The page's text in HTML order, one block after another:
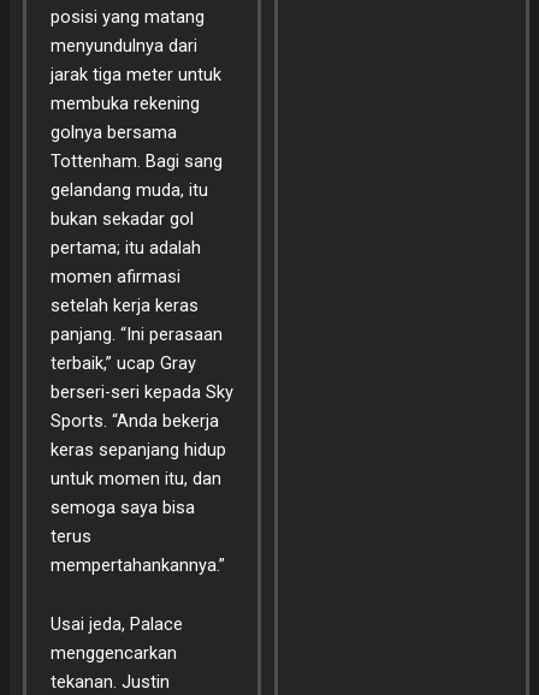
posisi yang matang
menyundulnya dari
jarak tiga meter untuk
membuka rekening
golnya bersama
Tottenham. Bagi sang
gelandang muda, itu
bukan sekadar gol
pertama; itu adalah
momen afirmasi
setelah kerja keras
panjang. “Ini perasaan
terbaik,” ucap Gray
berseri-seri kepada Sky
Sports. “Anda bekerja
keras sepanjang hidup
untuk momen itu, dan
semoga saya bisa
terus
mempertahankannya.”
Usai jeda, Palace
menggencarkan
tekanan. Justin